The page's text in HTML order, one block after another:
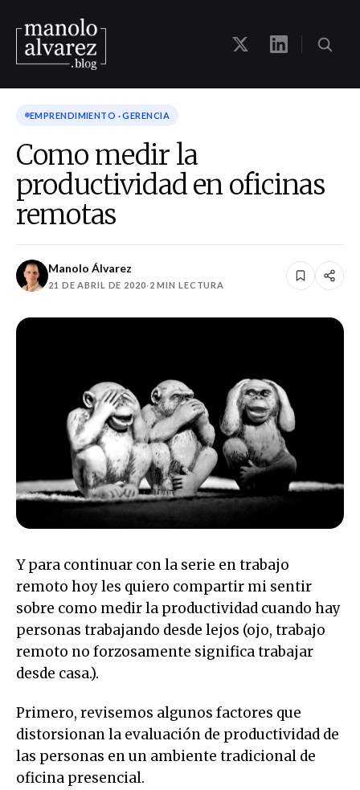
EMPRENDIMIENTO · GERENCIA
Como medir la
productividad en oficinas
remotas
Manolo Álvarez
21 DE ABRIL DE 2020·2 MIN LECTURA
Y para continuar con la serie en trabajo
remoto hoy les quiero compartir mi sentir
sobre como medir la productividad cuando hay
personas trabajando desde lejos (ojo, trabajo
remoto no forzosamente significa trabajar
desde casa.).
Primero, revisemos algunos factores que
distorsionan la evaluación de productividad de
las personas en un ambiente tradicional de
oficina presencial.